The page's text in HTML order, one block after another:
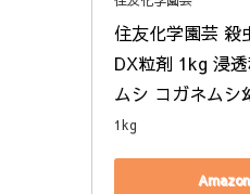
住友化学園芸 殺
DX粒剤 1kg 浸
ムシ コガネムシ
1kg